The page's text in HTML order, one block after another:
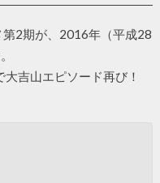
第2期が、2016年（平成28
吉山エピソード再び！